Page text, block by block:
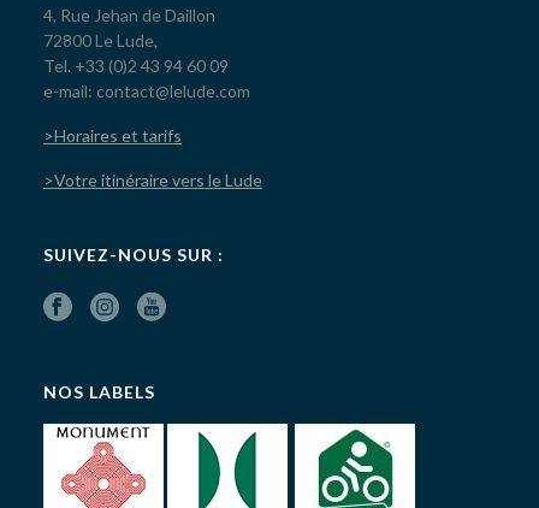
4, Rue Jehan de Daillon
72800 Le Lude,
Tel. +33 (0)2 43 94 60 09
e-mail: contact@lelude.com
>Horaires et tarifs
>Votre itinéraire vers le Lude
SUIVEZ-NOUS SUR :
NOS LABELS